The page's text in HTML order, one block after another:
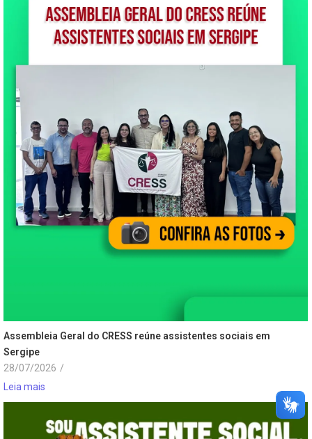
Assembleia Geral do CRESS reúne assistentes sociais em
Sergipe
28/07/2026 /
Leia mais